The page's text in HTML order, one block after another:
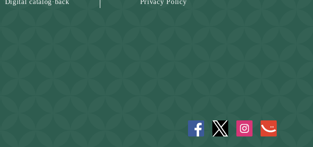
Digital catalog·back Privacy Policy